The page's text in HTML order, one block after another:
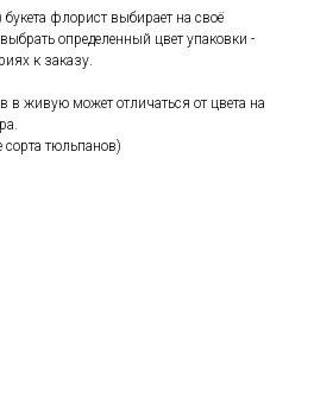
флорист выбирает на своё
определенный цвет упаковки -
к заказу.
в живую может отличаться от цвета на
тюльпанов)